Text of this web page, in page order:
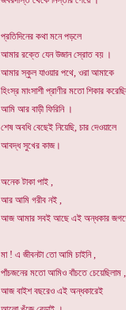
প্রতিদিনের কথা মনে পড়লে
আমার রক্তে যেন উজান স্রোত বয় ।
আমার স্কুল যাওয়ার পথে, ওরা আমাকে
হিংস্র মাংসাশী প্রাণীর মতো শিকার
আমি আর বাড়ী ফিরিনি ।
শেষ অবধি বেছেই নিয়েছি, চার দেওয়ালে
আবদ্ধ সুখের কাজ।
অনেক টাকা পাই ,
আর আমি গরীব নই ,
আজ আমার সবই আছে এই অন্ধকার
মা ! এ জীবনটা তো আমি চাইনি ,
পাঁচজনের মতো আমিও বাঁচতে চেয়েছিলাম ,
আজ বাইশ বছরেও এই অন্ধকারেই